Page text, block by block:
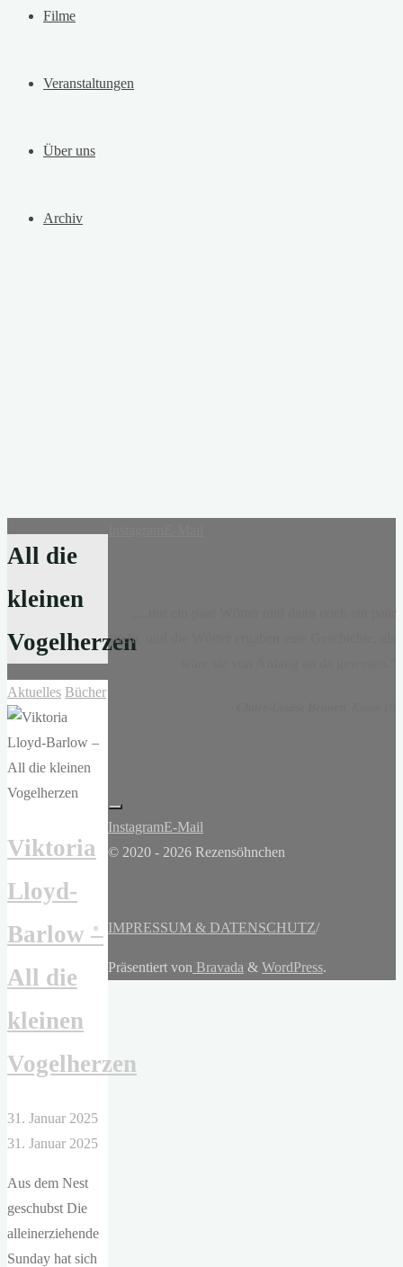
Filme
Veranstaltungen
Über uns
Archiv
All die
kleinen
Vogelherzen
Aktuelles Bücher
Viktoria
Lloyd-
Barlow –
All die
kleinen
Vogelherzen
31. Januar 2025
31. Januar 2025
Aus dem Nest
geschubst Die
alleinerziehende
Sunday hat sich
mehr, und die Wörter ergaben eine Geschichte, als
InstagramE-Mail
© 2020 - 2026 Rezensöhnchen
IMPRESSUM & DATENSCHUTZ/
Präsentiert von Bravada & WordPress.